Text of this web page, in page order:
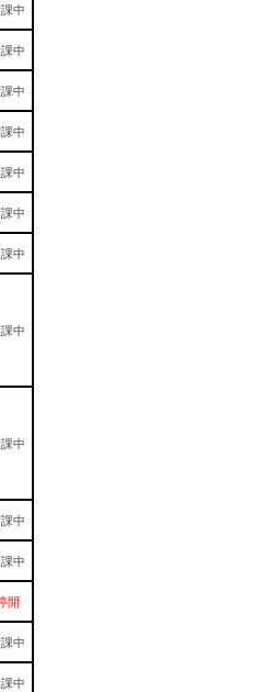
中
中
中
中
中
中
中
中
中
中
中
開
中
中